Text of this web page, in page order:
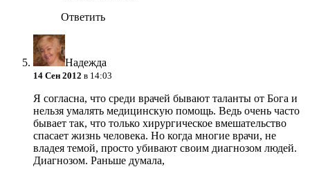
Ответить
Надежда
14 Сен 2012 в 14:03
Я согласна, что среди врачей бывают таланты от Бога и
нельзя умалять медицинскую помощь. Ведь очень часто
бывает так, что только хирургическое вмешательство
спасает жизнь человека. Но когда многие врачи, не
владея темой, просто убивают своим диагнозом людей.
Диагнозом. Раньше думала,